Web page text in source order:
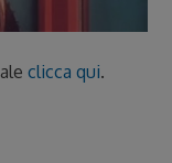
clicca qui.